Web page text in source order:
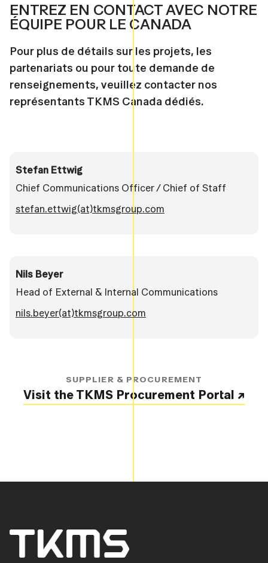
ENTREZ EN CONTACT AVEC NOTRE
ÉQUIPE POUR LE CANADA
Pour plus de détails sur les projets, les
partenariats ou pour toute demande de
renseignements, veuillez contacter nos
représentants TKMS Canada dédiés.
Stefan Ettwig
Chief Communications Officer / Chief of Staff
stefan.ettwig(at)tkmsgroup.com
Nils Beyer
Head of External & Internal Communications
nils.beyer(at)tkmsgroup.com
SUPPLIER & PROCUREMENT
Visit the TKMS Procurement Portal ↗